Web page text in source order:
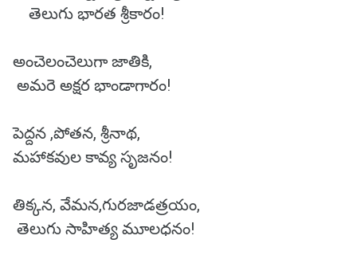
తెలుగు భారత శ్రీకారం!
అంచెలంచెలుగా జాతికి,
అమరె అక్షర భాండాగారం!
పెద్దన ,పోతన, శ్రీనాథ,
మహాకవుల కావ్య సృజనం!
తిక్కన, వేమన,గురజాడత్రయం,
తెలుగు సాహిత్య మూలధనం!